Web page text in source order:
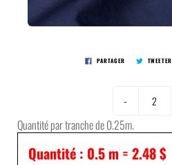
PARTAGER TWEETER
-
Quantité par tranche de 0.25m.
Quantité : 0.5 m = 2.48 $